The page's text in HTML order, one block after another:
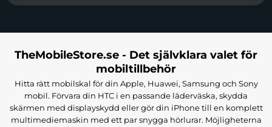
TheMobileStore.se - Det självklara valet för
mobiltillbehör
Hitta rätt mobilskal för din Apple, Huawei, Samsung och Sony
mobil. Förvara din HTC i en passande läderväska, skydda
skärmen med displayskydd eller gör din iPhone till en komplett
multimediemaskin med ett par snygga hörlurar. Möjligheterna